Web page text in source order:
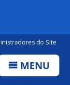
do Site
MENU